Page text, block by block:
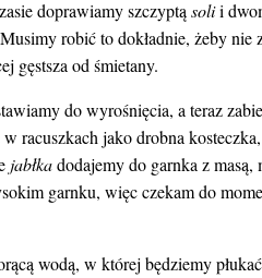
doprawiamy szczyptąsolii
robić to dokładnie, żeby nie
gęstsza od śmietany.
do wyrośnięcia, a teraz
w racuszkach jako drobna
jabłkadodajemy do garnka z masą,
garnku, więc czekam do
wodą, w której będziemy